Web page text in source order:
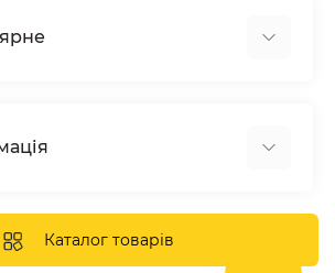
енергії
Каталог товарів